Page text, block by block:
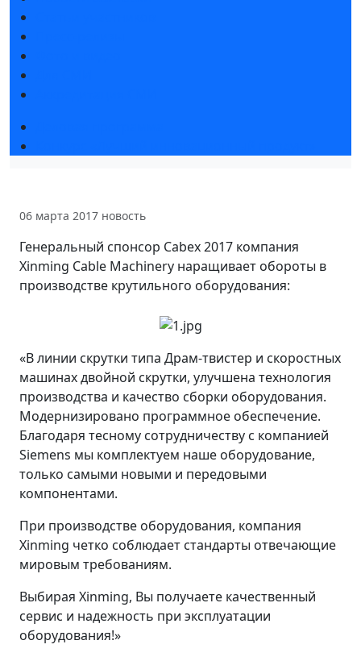
06 марта 2017 новость
Генеральный спонсор Cabex 2017 компания
Xinming Cable Machinery наращивает обороты в
производстве крутильного оборудования:
«В линии скрутки типа Драм-твистер и скоростных
машинах двойной скрутки, улучшена технология
производства и качество сборки оборудования.
Модернизировано программное обеспечение.
Благодаря тесному сотрудничеству с компанией
Siemens мы комплектуем наше оборудование,
только самыми новыми и передовыми
компонентами.
При производстве оборудования, компания
Xinming четко соблюдает стандарты отвечающие
мировым требованиям.
Выбирая Xinming, Вы получаете качественный
сервис и надежность при эксплуатации
оборудования!»